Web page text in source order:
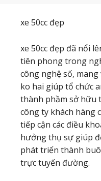
xe 50cc đẹp
xe 50cc đẹp đã nổi
tiên phong trong
công nghệ số, mang
ko hai giúp tổ chức
thành phầm sở hữu
công ty khách hàng
tiếp cận các điều
hưởng thụ sự giúp
phát triển thành
trực tuyến đường.